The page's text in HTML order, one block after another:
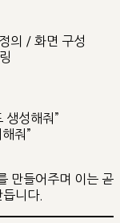
의 / 화면 구성
생성해줘”
줘”
만들어주며 이는 곧
니다.